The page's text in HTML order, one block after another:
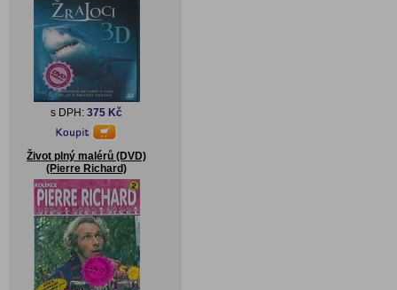
s DPH: 375 Kč
Život plný malérů (DVD)
(Pierre Richard)